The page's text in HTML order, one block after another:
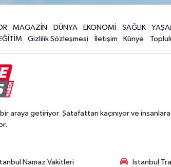
MAGAZİN DÜNYA EKONOMİ SAĞLIK
Gizlilik Sözleşmesi İletişim Künye
araya getiriyor. Şatafattan kaçınıyor ve
Namaz Vakitleri İstanbul